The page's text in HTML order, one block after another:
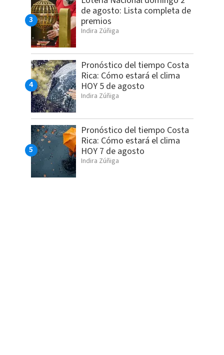
de agosto: Lista completa de
premios
Indira Zúñiga
Pronóstico del tiempo Costa
Rica: Cómo estará el clima
HOY 5 de agosto
Indira Zúñiga
Pronóstico del tiempo Costa
Rica: Cómo estará el clima
HOY 7 de agosto
Indira Zúñiga